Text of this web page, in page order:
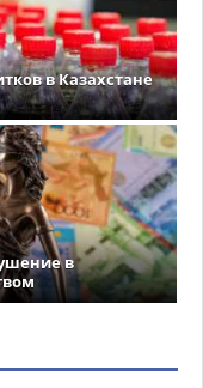
в Казахстане
в